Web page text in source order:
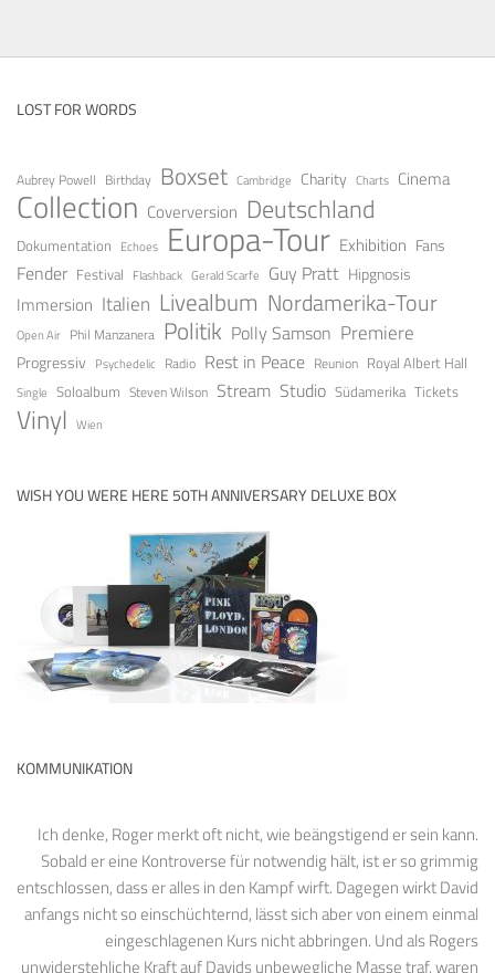
LOST FOR WORDS
Aubrey Powell Birthday Boxset Cambridge Charity Charts Cinema
Collection Coverversion Deutschland
Dokumentation Echoes Europa-Tour Exhibition Fans
Fender Festival Flashback Gerald Scarfe Guy Pratt Hipgnosis
Immersion Italien Livealbum Nordamerika-Tour
Open Air Phil Manzanera Politik Polly Samson Premiere
Progressiv Psychedelic Radio Rest in Peace Reunion Royal Albert Hall
Single Soloalbum Steven Wilson Stream Studio Südamerika Tickets
Vinyl Wien
WISH YOU WERE HERE 50TH ANNIVERSARY DELUXE BOX
KOMMUNIKATION
Ich denke, Roger merkt oft nicht, wie beängstigend er sein kann.
Sobald er eine Kontroverse für notwendig hält, ist er so grimmig
entschlossen, dass er alles in den Kampf wirft. Dagegen wirkt David
anfangs nicht so einschüchternd, lässt sich aber von einem einmal
eingeschlagenen Kurs nicht abbringen. Und als Rogers
unwiderstehliche Kraft auf Davids unbewegliche Masse traf, waren